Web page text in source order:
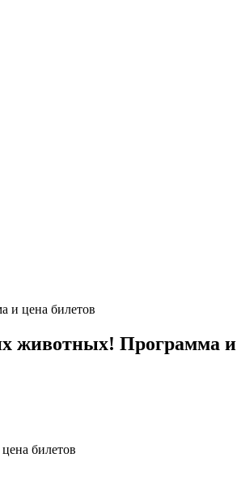
цена билетов
Программа и